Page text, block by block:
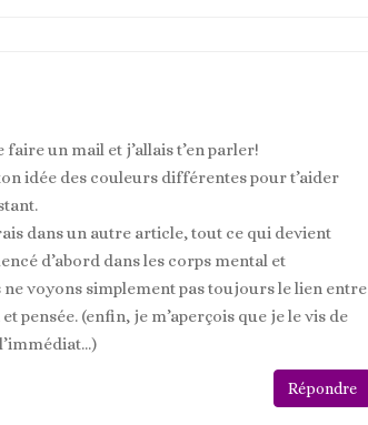
faire un mail et j’allais t’en parler!
idée des couleurs différentes pour t’aider
dans un autre article, tout ce qui devient
d’abord dans les corps mental et
ne voyons simplement pas toujours le lien entre
pensée. (enfin, je m’aperçois que je le vis de
Répondre